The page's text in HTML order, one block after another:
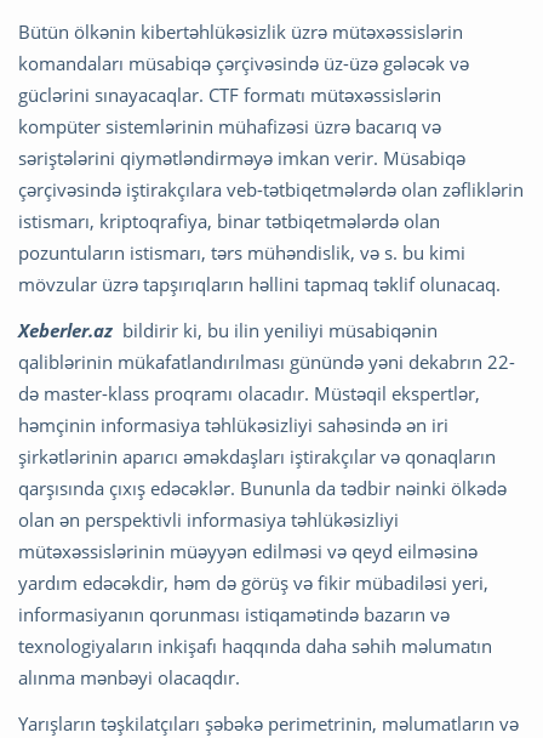
Bütün ölkənin kibertəhlükəsizlik üzrə mütəxəssislərin
komandaları müsabiqə çərçivəsində üz-üzə gələcək və
güclərini sınayacaqlar. CTF formatı mütəxəssislərin
kompüter sistemlərinin mühafizəsi üzrə bacarıq və
səriştələrini qiymətləndirməyə imkan verir. Müsabiqə
çərçivəsində iştirakçılara veb-tətbiqetmələrdə olan zəfliklərin
istismarı, kriptoqrafiya, binar tətbiqetmələrdə olan
pozuntuların istismarı, tərs mühəndislik, və s. bu kimi
mövzular üzrə tapşırıqların həllini tapmaq təklif olunacaq.
Xeberler.az bildirir ki, bu ilin yeniliyi müsabiqənin
qaliblərinin mükafatlandırılması günündə yəni dekabrın 22-
də master-klass proqramı olacadır. Müstəqil ekspertlər,
həmçinin informasiya təhlükəsizliyi sahəsində ən iri
şirkətlərinin aparıcı əməkdaşları iştirakçılar və qonaqların
qarşısında çıxış edəcəklər. Bununla da tədbir nəinki ölkədə
olan ən perspektivli informasiya təhlükəsizliyi
mütəxəssislərinin müəyyən edilməsi və qeyd eilməsinə
yardım edəcəkdir, həm də görüş və fikir mübadiləsi yeri,
informasiyanın qorunması istiqamətində bazarın və
texnologiyaların inkişafı haqqında daha səhih məlumatın
alınma mənbəyi olacaqdır.
Yarışların təşkilatçıları şəbəkə perimetrinin, məlumatların və